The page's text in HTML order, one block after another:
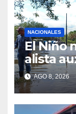
NACIONALES
El Niño
alista
enAGO 8, 2026